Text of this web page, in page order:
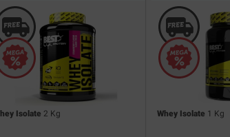
Isolate 2 Kg Whey Isolate 1 Kg